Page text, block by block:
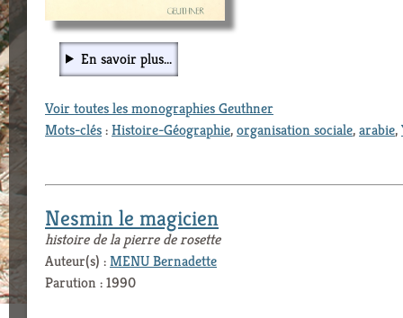
En savoir plus...
Voir toutes les monographies Geuthner
Mots-clés:Histoire-Géographie,organisation sociale,arabie,
Nesmin le magicien
histoire de la pierre de rosette
Auteur(s) :MENU Bernadette
Parution : 1990